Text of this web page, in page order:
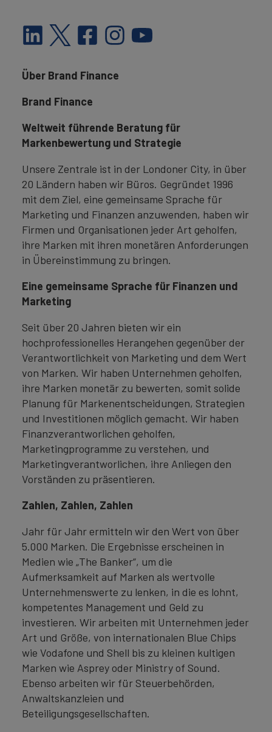
Über Brand Finance
Brand Finance
Weltweit führende Beratung für
Markenbewertung und Strategie
Unsere Zentrale ist in der Londoner City, in über
20 Ländern haben wir Büros. Gegründet 1996
mit dem Ziel, eine gemeinsame Sprache für
Marketing und Finanzen anzuwenden, haben wir
Firmen und Organisationen jeder Art geholfen,
ihre Marken mit ihren monetären Anforderungen
in Übereinstimmung zu bringen.
Eine gemeinsame Sprache für Finanzen und
Marketing
Seit über 20 Jahren bieten wir ein
hochprofessionelles Herangehen gegenüber der
Verantwortlichkeit von Marketing und dem Wert
von Marken. Wir haben Unternehmen geholfen,
ihre Marken monetär zu bewerten, somit solide
Planung für Markenentscheidungen, Strategien
und Investitionen möglich gemacht. Wir haben
Finanzverantworlichen geholfen,
Marketingprogramme zu verstehen, und
Marketingverantworlichen, ihre Anliegen den
Vorständen zu präsentieren.
Zahlen, Zahlen, Zahlen
Jahr für Jahr ermitteln wir den Wert von über
5.000 Marken. Die Ergebnisse erscheinen in
Medien wie „The Banker“, um die
Aufmerksamkeit auf Marken als wertvolle
Unternehmenswerte zu lenken, in die es lohnt,
kompetentes Management und Geld zu
investieren. Wir arbeiten mit Unternehmen jeder
Art und Größe, von internationalen Blue Chips
wie Vodafone und Shell bis zu kleinen kultigen
Marken wie Asprey oder Ministry of Sound.
Ebenso arbeiten wir für Steuerbehörden,
Anwaltskanzleien und
Beteiligungsgesellschaften.